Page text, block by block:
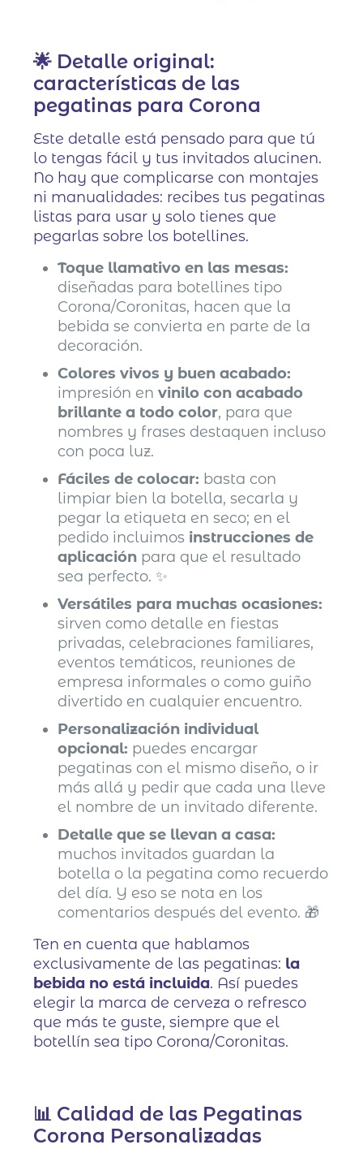
🌟 Detalle original:
características de las
pegatinas para Corona
Este detalle está pensado para que tú
lo tengas fácil y tus invitados alucinen.
No hay que complicarse con montajes
ni manualidades: recibes tus pegatinas
listas para usar y solo tienes que
pegarlas sobre los botellines.
Toque llamativo en las mesas:
diseñadas para botellines tipo
Corona/Coronitas, hacen que la
bebida se convierta en parte de la
decoración.
Colores vivos y buen acabado:
impresión envinilo con acabado
brillante a todo color, para que
nombres y frases destaquen incluso
con poca luz.
Fáciles de colocar: basta con
limpiar bien la botella, secarla y
pegar la etiqueta en seco; en el
pedido incluimos instrucciones de
aplicación para que el resultado
sea perfecto. ✨
Versátiles para muchas ocasiones:
sirven como detalle en fiestas
privadas, celebraciones familiares,
eventos temáticos, reuniones de
empresa informales o como guiño
divertido en cualquier encuentro.
Personalización individual
opcional: puedes encargar
pegatinas con el mismo diseño, o ir
más allá y pedir que cada una lleve
el nombre de un invitado diferente.
Detalle que se llevan a casa:
muchos invitados guardan la
botella o la pegatina como recuerdo
del día. Y eso se nota en los
comentarios después del evento. 🎁
Ten en cuenta que hablamos
exclusivamente de las pegatinas: la
bebida no está incluida. Así puedes
elegir la marca de cerveza o refresco
que más te guste, siempre que el
botellín sea tipo Corona/Coronitas.
📊 Calidad de las Pegatinas
Corona Personalizadas